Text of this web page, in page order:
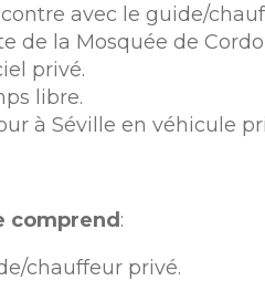
avec le guide/
de la Mosquée de
privé.
libre.
à Séville en véhicule
comprend :
chauffeur privé.